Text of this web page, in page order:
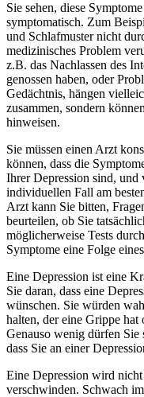
Sie sehen, diese
symptomatisch. Zum
und Schlafmuster nicht
medizinisches Problem
z.B. das Nachlassen des
genossen haben, oder
Gedächtnis, hängen
zusammen, sondern
hinweisen.
Sie müssen einen Arzt
können, dass die
Ihrer Depression sind,
individuellen Fall am
Arzt kann Sie bitten,
beurteilen, ob Sie
möglicherweise Tests
Symptome eine Folge
Eine Depression ist eine
Sie daran, dass eine
wünschen. Sie würden
halten, der eine Grippe
Genauso wenig dürfen Sie
dass Sie an einer
Eine Depression wird
verschwinden. Schwach